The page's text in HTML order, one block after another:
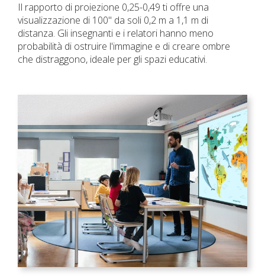
Il rapporto di proiezione 0,25-0,49 ti offre una
visualizzazione di 100" da soli 0,2 m a 1,1 m di
distanza. Gli insegnanti e i relatori hanno meno
probabilità di ostruire l'immagine e di creare ombre
che distraggono, ideale per gli spazi educativi.